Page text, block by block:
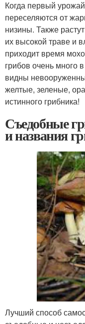
Когда первый
переселяются от
низины. Также
их высокой траве и
приходит время
грибов очень много
видны
желтые, зеленые,
истинного грибника!
Съедобные
и названия
Лучший способ